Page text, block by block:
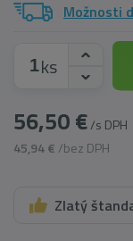
Možnosti
ks
56,50 €/s DPH
45,94 € /bez DPH
Zlatý